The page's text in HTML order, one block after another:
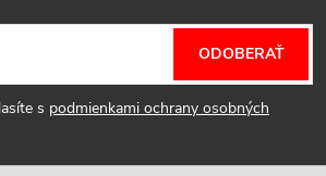
s podmienkami ochrany osobných
ODOBERAŤ